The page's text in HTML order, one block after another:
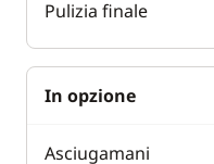
Pulizia finale
In opzione
Asciugamani